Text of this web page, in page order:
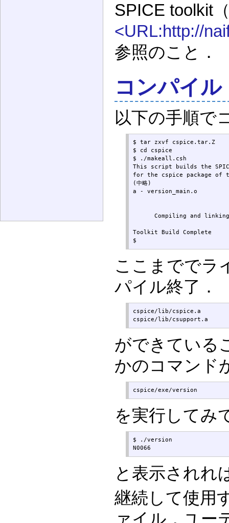
SPICE toolkit
<URL:http://
参照のこと．
コンパイル
以下の手順で
$ tar zxvf cspice.tar.Z
$ cd cspice
$ ./makeall.csh
This script builds the
for the cspice package
(中略)
a - version_main.o
Compiling and
Toolkit Build Complete
$
ここまででラ
パイル終了．
cspice/lib/cspice.a
cspice/lib/csupport.a
ができている
かのコマンド
cspice/exe/version
を実行してみ
$ ./version
N0066
と表示されれ
継続して使用
ァイル，ユー